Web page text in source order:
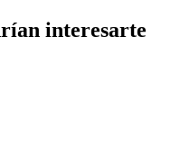
interesarte